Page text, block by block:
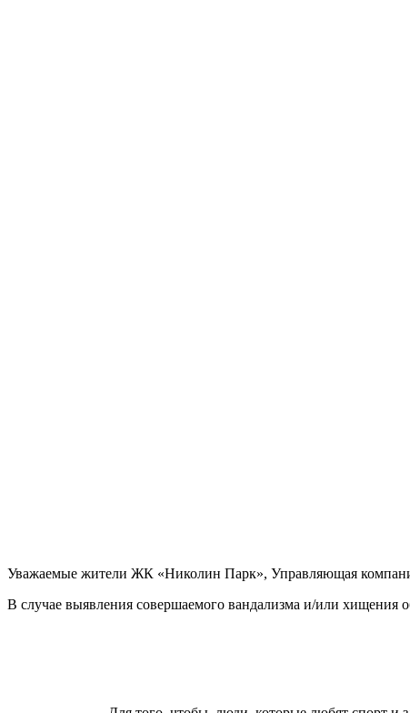
Уважаемые жители ЖК «Николин Парк», Управляющая
В случае выявления совершаемого вандализма и/или